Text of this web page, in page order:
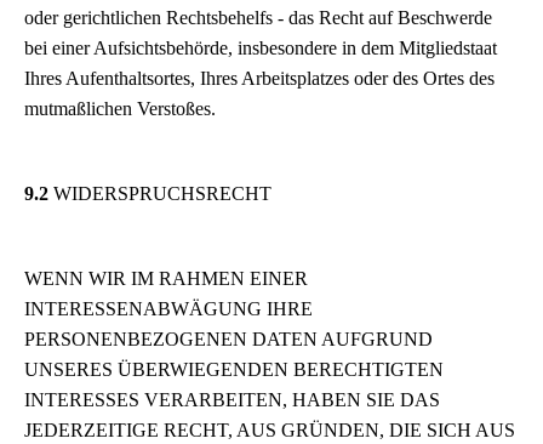
oder gerichtlichen Rechtsbehelfs - das Recht auf Beschwerde
bei einer Aufsichtsbehörde, insbesondere in dem Mitgliedstaat
Ihres Aufenthaltsortes, Ihres Arbeitsplatzes oder des Ortes des
mutmaßlichen Verstoßes.
9.2 WIDERSPRUCHSRECHT
WENN WIR IM RAHMEN EINER
INTERESSENABWÄGUNG IHRE
PERSONENBEZOGENEN DATEN AUFGRUND
UNSERES ÜBERWIEGENDEN BERECHTIGTEN
INTERESSES VERARBEITEN, HABEN SIE DAS
JEDERZEITIGE RECHT, AUS GRÜNDEN, DIE SICH AUS